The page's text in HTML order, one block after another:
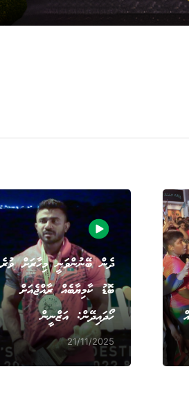
ދެން ބޭނުންވަނީ މިހާރަށް ވުރެ
ބޮޑު ކާމިޔާބެއް ރާއްޖެއަށް
ހޯދައިދޭން: އަޒްނީން
21/11/2025